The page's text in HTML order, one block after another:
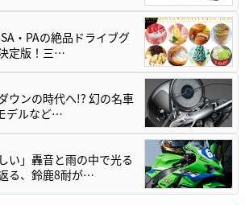
・PAの絶品ドライブグ
定版！三…
ウンの時代へ!? 幻の名車
デルなど…
い」轟音と雨の中で光る
る、鈴鹿8耐が…